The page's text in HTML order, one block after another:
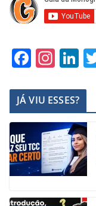
F
c
e
b
o
o
k
In
a
gr
a
m
Li
k
e
dI
n
JÁ VIU ESSES?